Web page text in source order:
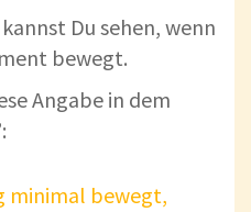
Du sehen, wenn
bewegt.
Angabe in dem
minimal bewegt,